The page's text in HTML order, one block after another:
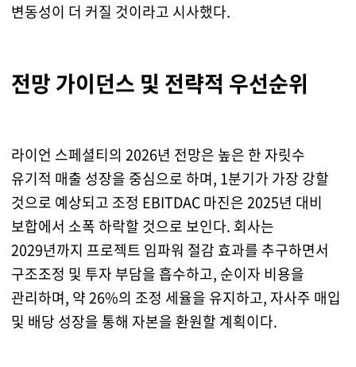
변동성이 더 커질 것이라고 시사했다.
전망 가이던스 및 전략적 우선순위
라이언 스페셜티의 2026년 전망은 높은 한 자릿수
유기적 매출 성장을 중심으로 하며, 1분기가 가장 강할
것으로 예상되고 조정 EBITDAC 마진은 2025년 대비
보합에서 소폭 하락할 것으로 보인다. 회사는
2029년까지 프로젝트 임파워 절감 효과를 추구하면서
구조조정 및 투자 부담을 흡수하고, 순이자 비용을
관리하며, 약 26%의 조정 세율을 유지하고, 자사주 매입
및 배당 성장을 통해 자본을 환원할 계획이다.